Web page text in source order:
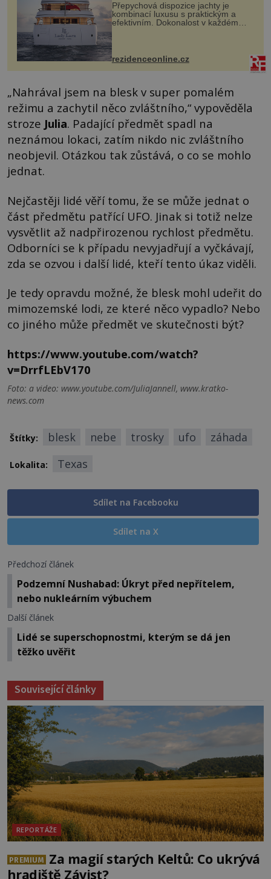
Přepychová dispozice jachty je
kombinací luxusu s praktickým a
efektivním. Dokonalost v každém
detailu představuje značka Fendi
Casa, kterou byly vybaveny její
paluby. Monacký přístav nabízí
každoročn...
rezidenceonline.cz
„Nahrával jsem na blesk v super pomalém
režimu a zachytil něco zvláštního,“ vypověděla
stroze Julia. Padající předmět spadl na
neznámou lokaci, zatím nikdo nic zvláštního
neobjevil. Otázkou tak zůstává, o co se mohlo
jednat.
Nejčastěji lidé věří tomu, že se může jednat o
část předmětu patřící UFO. Jinak si totiž nelze
vysvětlit až nadpřirozenou rychlost předmětu.
Odborníci se k případu nevyjadřují a vyčkávají,
zda se ozvou i další lidé, kteří tento úkaz viděli.
Je tedy opravdu možné, že blesk mohl udeřit do
mimozemské lodi, ze které něco vypadlo? Nebo
co jiného může předmět ve skutečnosti být?
https://www.youtube.com/watch?
v=DrrfLEbV170
Foto: a video: www.youtube.com/JuliaJannell, www.kratko-
news.com
Štítky: blesk nebe trosky ufo záhada
Lokalita: Texas
Sdílet na Facebooku
Sdílet na X
Předchozí článek
Podzemní Nushabad: Úkryt před nepřítelem,
nebo nukleárním výbuchem
Další článek
Lidé se superschopnostmi, kterým se dá jen
těžko uvěřit
Související články
REPORTÁŽE
PREMIUM
Za magií starých Keltů: Co ukrývá
hradiště Závist?